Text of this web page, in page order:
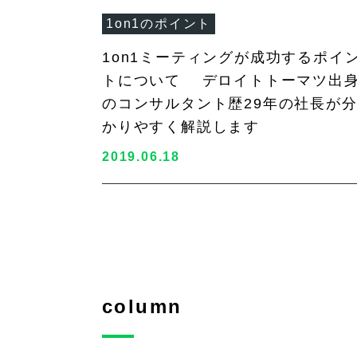
1on1のポイント
1on1ミーティングが成功するポイ
トについて デロイトトーマツ出身
のコンサルタント歴29年の社長が分
かりやすく解説します
2019.06.18
column